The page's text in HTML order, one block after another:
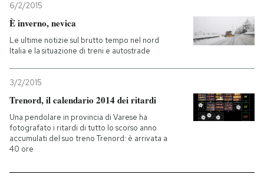
6/2/2015
È inverno, nevica
Le ultime notizie sul brutto tempo nel nord
Italia e la situazione di treni e autostrade
3/2/2015
Trenord, il calendario 2014 dei ritardi
Una pendolare in provincia di Varese ha
fotografato i ritardi di tutto lo scorso anno
accumulati del suo treno Trenord: è arrivata a
40 ore